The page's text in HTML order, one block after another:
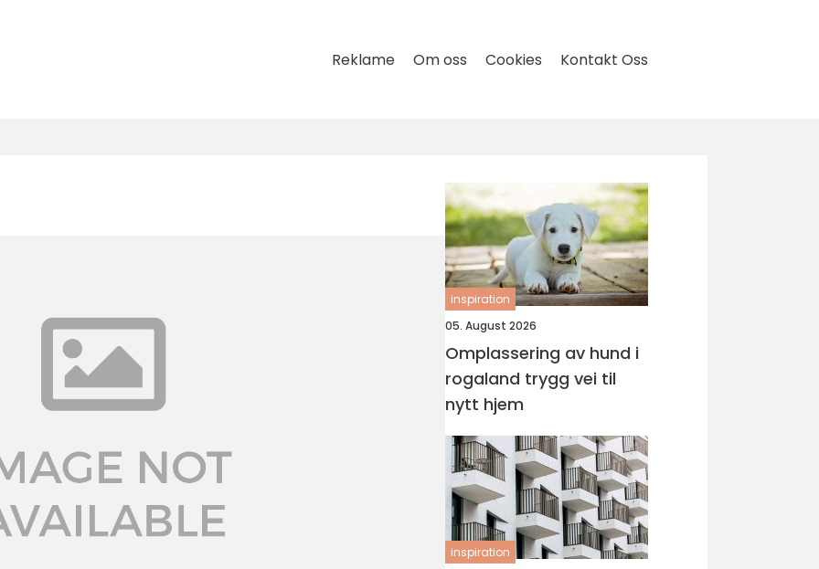
Reklame Om oss Cookies Kontakt Oss
inspiration
05. August 2026
Omplassering av hund i
rogaland trygg vei til
nytt hjem
inspiration